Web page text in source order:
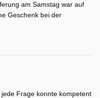
am Samstag war auf
Geschenk bei der
Frage konnte kompetent